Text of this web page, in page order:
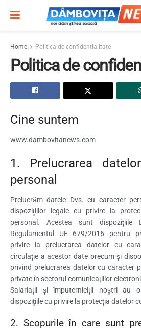
Home Politica de confidentialitate
Politica de
Cine suntem
www.dambovitanews.com
1. Prelucrarea
personal
Prelucrăm datele Dvs. cu caracter
dispoziţiilor legale cu privire la
personal. Acestea sunt
Regulamentul UE 679/2016 pentru
privire la prelucrarea datelor cu
circulaţie a acestor date precum şi
privind prelucrarea datelor cu caracter
private în sectorul comunicaţiilor
Salariaţii şi împuterniciţii noştri au
dispoziţiile cu privire la protecţia datelor
2. Scopurile în care sunt